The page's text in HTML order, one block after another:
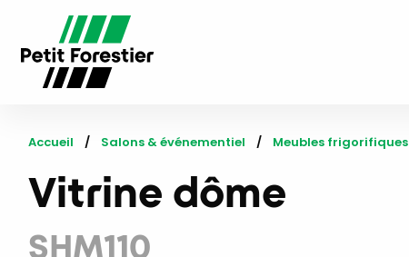
Accueil Salons & événementiel Meubles frigorifiques
Vitrine dôme
SHM110